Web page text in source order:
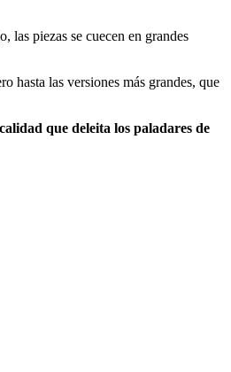
las piezas se cuecen en grandes
hasta las versiones más grandes, que
que deleita los paladares de